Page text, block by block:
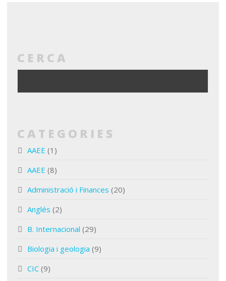
CERCA
CATEGORIES
AAEE (1)
AAEE (8)
Administració i Finances (20)
Anglés (2)
B. Internacional (29)
Biologia i geologia (9)
CIC (9)